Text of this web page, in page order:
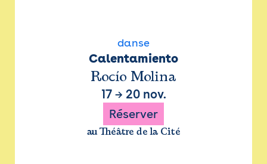
danse
Calentamiento
Rocío Molina
17→ 20 nov.
Réserver
au Théâtre de la Cité